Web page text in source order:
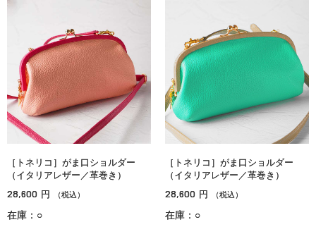
［トネリコ］がま口ショルダー
（イタリアレザー／革巻き）
28,600 円 （税込）
在庫：○
［トネリコ］がま口ショルダー
（イタリアレザー／革巻き）
28,600 円 （税込）
在庫：○